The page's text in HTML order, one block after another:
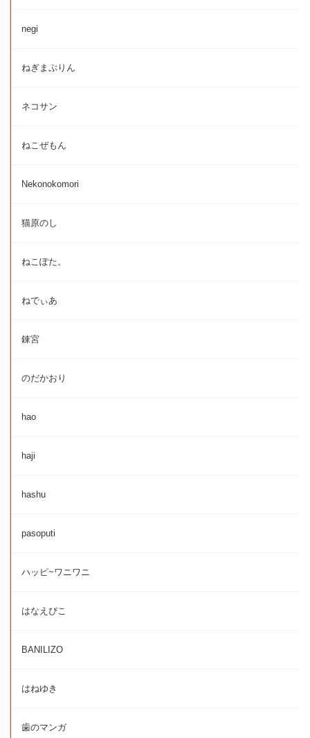
negi
ねぎまぷりん
ネコサン
ねこぜもん
Nekonokomori
猫原のし
ねこぽた。
ねでぃあ
錬宮
のだかおり
hao
haji
hashu
pasoputi
ハッピ~ワニワニ
はなえぴこ
BANILIZO
はねゆき
歯のマンガ